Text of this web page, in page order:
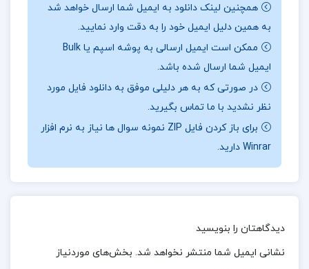
مواجه نشوید. در ادامه، بخش‌هایی از متن این فایل
آورده شده است. برای خرید و دانلود کتاب های بیشتر
همراه
تک پروژه باشید.
درباره و خلاصه کتاب فراموشخانه و فراماسونری در ایران
جلد 2 اسماعیل رائین
کتاب شامل تحقیقات جامع و دقیقی درباره تاریخچه
فراماسونری در ایران و تأثیرات آن بر تحولات سیاسی و
کتاب افزوده است.
به بررسی نقش فراماسونری در تاریخ ایران پرداخته و
همچنین لینک دانلود به ایمیل شما ارسال خواهد شد
به همین دلیل ایمیل خود را به دقت وارد نمایید.
ممکن است ایمیل ارسالی به پوشه اسپم یا Bulk
ایمیل شما ارسال شده باشد.
در صورتی که به هر دلیلی موفق به دانلود فایل مورد
نظر نشدید با ما تماس بگیرید.
برای باز کردن فایل ZIP نمونه سوال ها نیاز به نرم افزار
Winrar دارید.
دیدگاهتان را بنویسید
نشانی ایمیل شما منتشر نخواهد شد. بخش‌های موردنیاز